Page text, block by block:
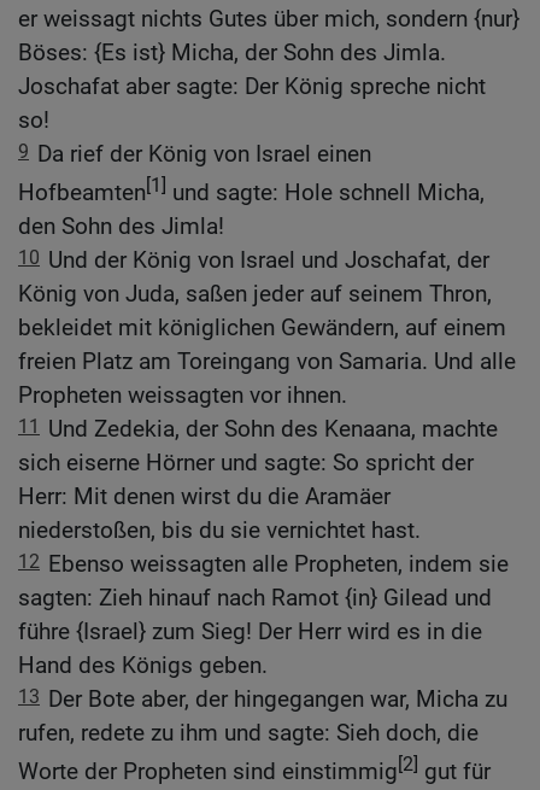
er weissagt nichts Gutes über mich, sondern {nur}
Böses: {Es ist} Micha, der Sohn des Jimla.
Joschafat aber sagte: Der König spreche nicht
so!
9 Da rief der König von Israel einen
Hofbeamten[1] und sagte: Hole schnell Micha,
den Sohn des Jimla!
10 Und der König von Israel und Joschafat, der
König von Juda, saßen jeder auf seinem Thron,
bekleidet mit königlichen Gewändern, auf einem
freien Platz am Toreingang von Samaria. Und alle
Propheten weissagten vor ihnen.
11 Und Zedekia, der Sohn des Kenaana, machte
sich eiserne Hörner und sagte: So spricht der
Herr: Mit denen wirst du die Aramäer
niederstoßen, bis du sie vernichtet hast.
12 Ebenso weissagten alle Propheten, indem sie
sagten: Zieh hinauf nach Ramot {in} Gilead und
führe {Israel} zum Sieg! Der Herr wird es in die
Hand des Königs geben.
13 Der Bote aber, der hingegangen war, Micha zu
rufen, redete zu ihm und sagte: Sieh doch, die
Worte der Propheten sind einstimmig[2] gut für